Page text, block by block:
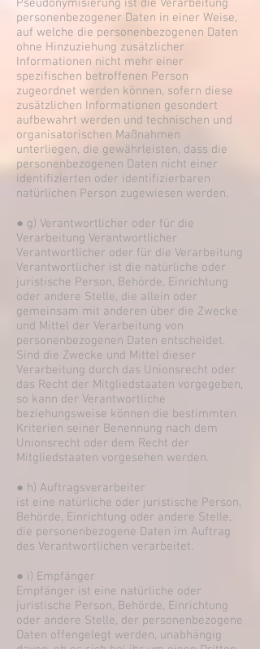
Pseudonymisierung ist die Verarbeitung
personenbezogener Daten in einer Weise,
auf welche die personenbezogenen Daten
ohne Hinzuziehung zusätzlicher
Informationen nicht mehr einer
spezifischen betroffenen Person
zugeordnet werden können, sofern diese
zusätzlichen Informationen gesondert
aufbewahrt werden und technischen und
organisatorischen Maßnahmen
unterliegen, die gewährleisten, dass die
personenbezogenen Daten nicht einer
identifizierten oder identifizierbaren
natürlichen Person zugewiesen werden.
● g) Verantwortlicher oder für die
Verarbeitung Verantwortlicher
Verantwortlicher oder für die Verarbeitung
Verantwortlicher ist die natürliche oder
juristische Person, Behörde, Einrichtung
oder andere Stelle, die allein oder
gemeinsam mit anderen über die Zwecke
und Mittel der Verarbeitung von
personenbezogenen Daten entscheidet.
Sind die Zwecke und Mittel dieser
Verarbeitung durch das Unionsrecht oder
das Recht der Mitgliedstaaten vorgegeben,
so kann der Verantwortliche
beziehungsweise können die bestimmten
Kriterien seiner Benennung nach dem
Unionsrecht oder dem Recht der
Mitgliedstaaten vorgesehen werden.
● h) Auftragsverarbeiter
ist eine natürliche oder juristische Person,
Behörde, Einrichtung oder andere Stelle,
die personenbezogene Daten im Auftrag
des Verantwortlichen verarbeitet.
● i) Empfänger
Empfänger ist eine natürliche oder
juristische Person, Behörde, Einrichtung
oder andere Stelle, der personenbezogene
Daten offengelegt werden, unabhängig